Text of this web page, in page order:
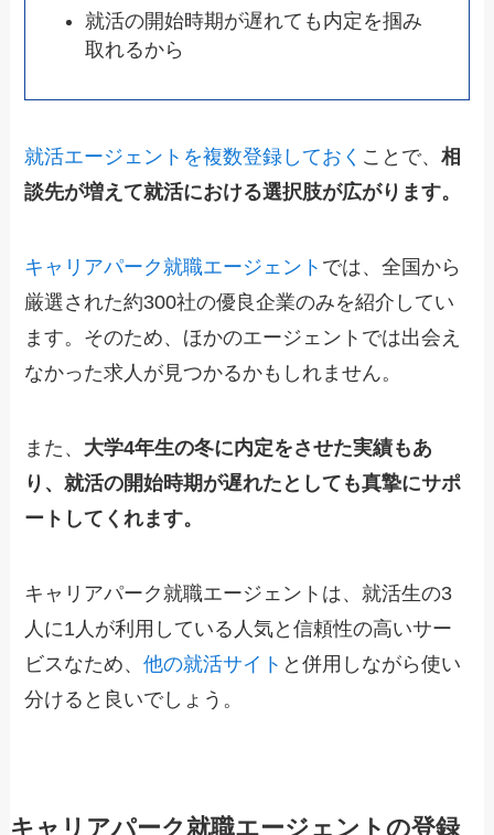
就活の開始時期が遅れても内定を掴み
取れるから
就活エージェントを複数登録しておく ことで、相
談先が増えて就活における選択肢が広がります。
キャリアパーク就職エージェント では、全国から
厳選された約300社の優良企業のみを紹介してい
ます。そのため、ほかのエージェントでは出会え
なかった求人が見つかるかもしれません。
また、 大学4年生の冬に内定をさせた実績もあ
り、就活の開始時期が遅れたとしても真摯にサポ
ートしてくれます。
キャリアパーク就職エージェントは、就活生の3
人に1人が利用している人気と信頼性の高いサー
ビスなため、他の就活サイト と併用しながら使い
分けると良いでしょう。
キャリアパーク就職エージェントの登録